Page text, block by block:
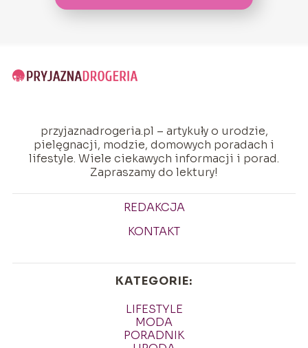
przyjaznadrogeria.pl – artykuły o urodzie,
pielęgnacji, modzie, domowych poradach i
lifestyle. Wiele ciekawych informacji i porad.
Zapraszamy do lektury!
REDAKCJA
KONTAKT
KATEGORIE:
LIFESTYLE
MODA
PORADNIK